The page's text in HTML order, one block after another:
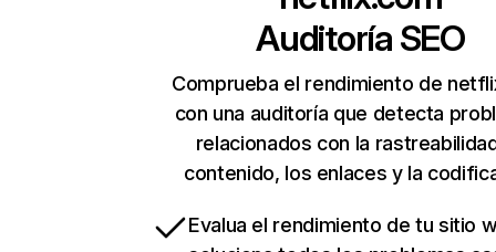
Auditoría SEO
Comprueba el rendimiento de
con una auditoría que detecta
relacionados con la
contenido, los enlaces y la
Evalua el rendimiento de tu sitio